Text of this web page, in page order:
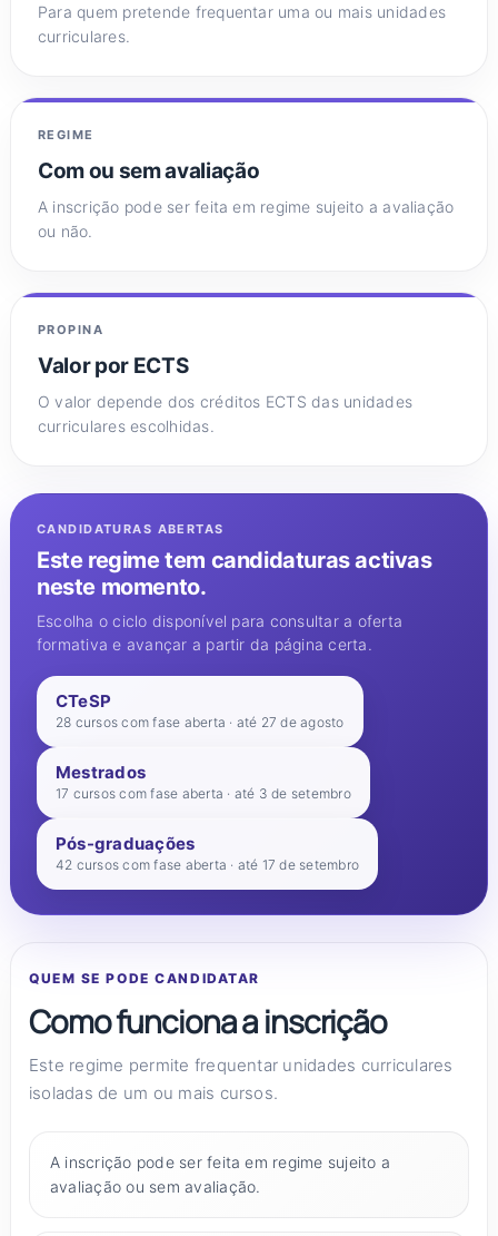
Para quem pretende frequentar uma ou mais unidades
curriculares.
REGIME
Com ou sem avaliação
A inscrição pode ser feita em regime sujeito a avaliação
ou não.
PROPINA
Valor por ECTS
O valor depende dos créditos ECTS das unidades
curriculares escolhidas.
CANDIDATURAS ABERTAS
Este regime tem candidaturas activas
neste momento.
Escolha o ciclo disponível para consultar a oferta
formativa e avançar a partir da página certa.
CTeSP
28 cursos com fase aberta · até 27 de agosto
Mestrados
17 cursos com fase aberta · até 3 de setembro
Pós-graduações
42 cursos com fase aberta · até 17 de setembro
QUEM SE PODE CANDIDATAR
Como funciona a inscrição
Este regime permite frequentar unidades curriculares
isoladas de um ou mais cursos.
A inscrição pode ser feita em regime sujeito a
avaliação ou sem avaliação.